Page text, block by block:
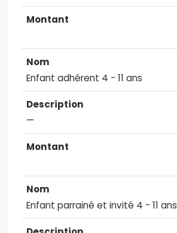
Enfant adhérent 4 - 11 ans
—
Enfant parrainé et invité 4 - 11 ans